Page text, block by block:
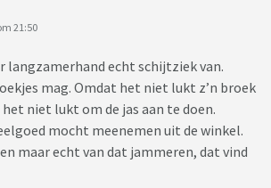
21:50
langzamerhand echt schijtziek van.
mag. Omdat het niet lukt z’n broek
niet lukt om de jas aan te doen.
mocht meenemen uit de winkel.
maar echt van dat jammeren, dat vind